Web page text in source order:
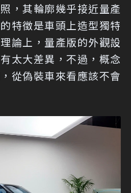
，其輪廓幾乎接近量產
特徵是車頭上造型獨特
論上，量產版的外觀設
太大差異，不過，概念
從偽裝車來看應該不會